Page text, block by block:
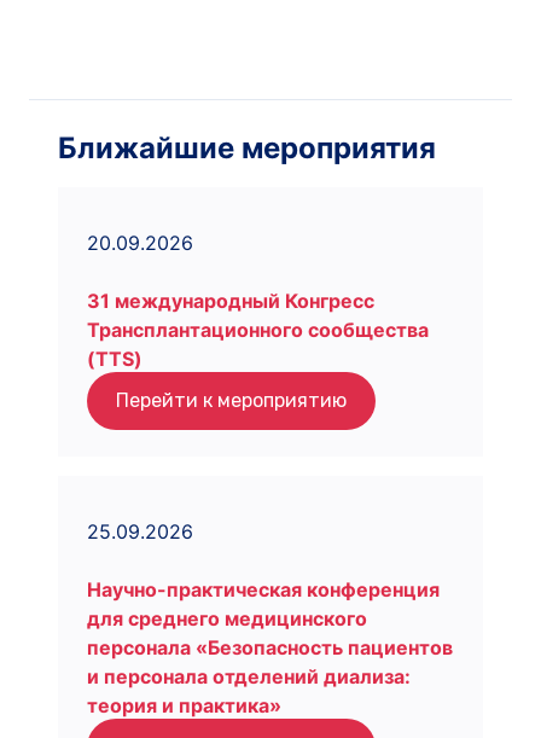
Ближайшие мероприятия
20.09.2026
31 международный Конгресс
Трансплантационного сообщества
(TTS)
Перейти к мероприятию
25.09.2026
Научно-практическая конференция
для среднего медицинского
персонала «Безопасность пациентов
и персонала отделений диализа:
теория и практика»